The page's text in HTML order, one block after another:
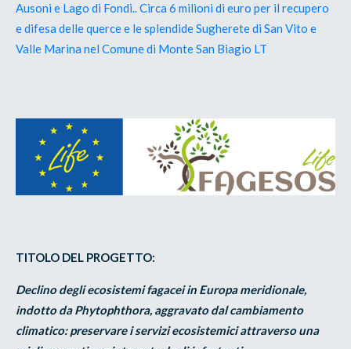
Ausoni e Lago di Fondi.. Circa 6 milioni di euro per il recupero
e difesa delle querce e le splendide Sugherete di San Vito e
Valle Marina nel Comune di Monte San Biagio LT
TITOLO DEL PROGETTO:
Declino degli ecosistemi fagacei in Europa meridionale,
indotto da Phytophthora, aggravato dal cambiamento
climatico: preservare i servizi ecosistemici attraverso una